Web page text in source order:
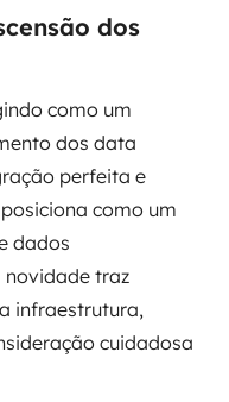
dos
como um
dos data
perfeita e
como um
dados
novidade traz
infraestrutura,
cuidadosa